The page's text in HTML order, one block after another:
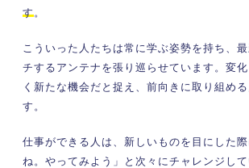
す。
こういった人たちは常に学ぶ姿勢を持ち、
チするアンテナを張り巡らせています。 変
く新たな機会だと捉え、前向きに取り組め
す 。
仕事ができる人は、新しいものを目にした
ね。やってみよう」と次々にチャレンジし